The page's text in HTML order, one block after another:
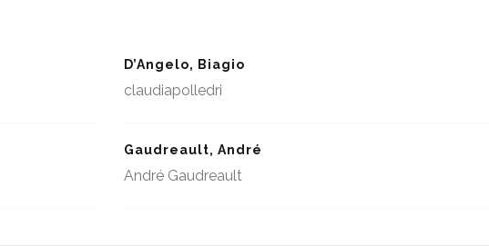
D’Angelo, Biagio
claudiapolledri
Gaudreault, André
André Gaudreault